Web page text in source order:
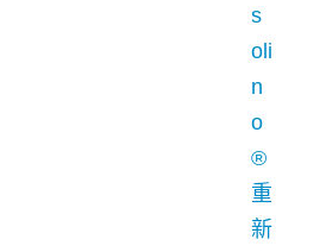
s
oli
n
o
®
重
新